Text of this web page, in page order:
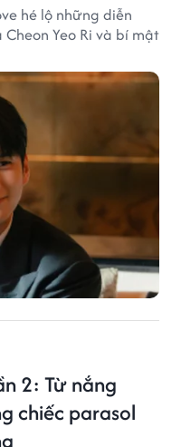
hé lộ những diễn
Yeo Ri và bí mật
2: Từ nắng
chiếc parasol